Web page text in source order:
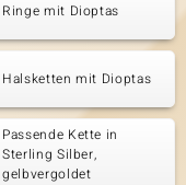
Ringe mit Dioptas
Halsketten mit Dioptas
Passende Kette in
Sterling Silber,
gelbvergoldet